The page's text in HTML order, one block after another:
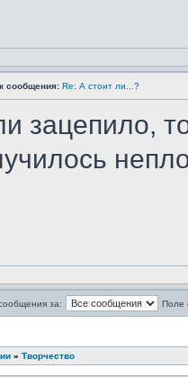
сообщения: Re: А стоит ли...?
зацепило,
за: Поле
» Творчество